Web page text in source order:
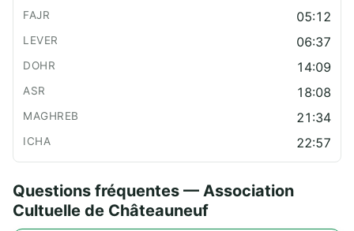
05:12
06:37
14:09
18:08
21:34
22:57
Questions fréquentes — Association
Cultuelle de Châteauneuf